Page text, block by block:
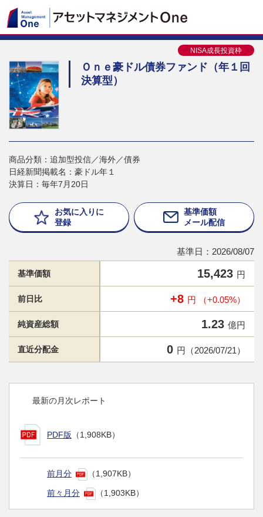
NISA成長投資枠
Ｏｎｅ豪ドル債券ファンド（年１回
決算型）
商品分類：追加型投信／海外／債券
日経新聞掲載名：豪ドル年１
決算日：毎年7月20日
お気に入りに
登録
基準価額
メール配信
基準日：2026/08/07
基準価額 15,423 円
前日比 +8 円 （+0.05%）
純資産総額 1.23 億円
直近分配金 0 円（2026/07/21）
最新の月次レポート
PDF版 （1,908KB）
前月分 （1,907KB）
前々月分 （1,903KB）